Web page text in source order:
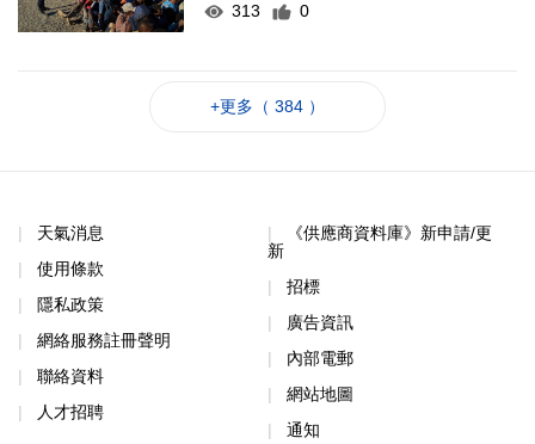
313
0
+更多（ 384 ）
天氣消息
使用條款
隱私政策
網絡服務註冊聲明
聯絡資料
人才招聘
《供應商資料庫》新申請/更
新
招標
廣告資訊
內部電郵
網站地圖
通知